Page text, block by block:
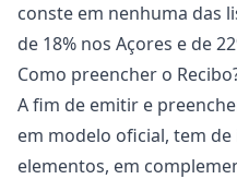
conste em nenhuma das
de 18% nos Açores e de
Como preencher o
A fim de emitir e
em modelo oficial, tem
elementos, em